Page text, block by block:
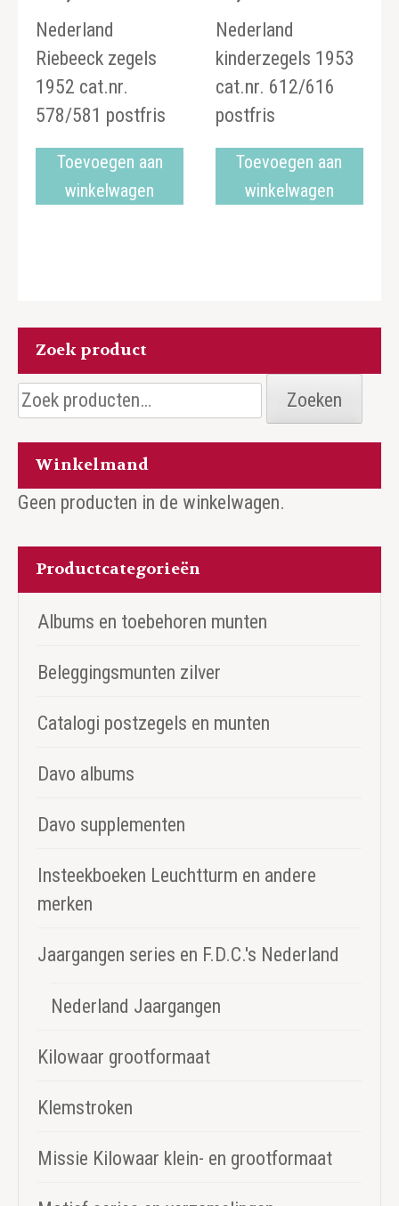
Nederland
Riebeeck zegels
1952 cat.nr.
578/581 postfris
Toevoegen aan
winkelwagen
Nederland
kinderzegels 1953
cat.nr. 612/616
postfris
Toevoegen aan
winkelwagen
Zoek product
Zoeken
naar:
Zoeken
Winkelmand
Geen producten in de winkelwagen.
Productcategorieën
Albums en toebehoren munten
Beleggingsmunten zilver
Catalogi postzegels en munten
Davo albums
Davo supplementen
Insteekboeken Leuchtturm en andere
merken
Jaargangen series en F.D.C.'s Nederland
Nederland Jaargangen
Kilowaar grootformaat
Klemstroken
Missie Kilowaar klein- en grootformaat